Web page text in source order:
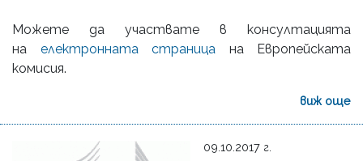
Можете да участвате в консултацията
на електронната страница на Европейската
комисия.
виж още
09.10.2017 г.